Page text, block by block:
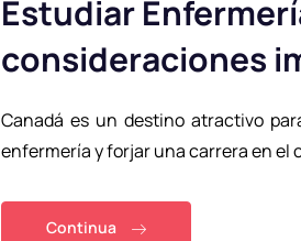
Estudiar
consideraciones
Canadá es un destino atractivo
enfermería y forjar una carrera en el
Continua